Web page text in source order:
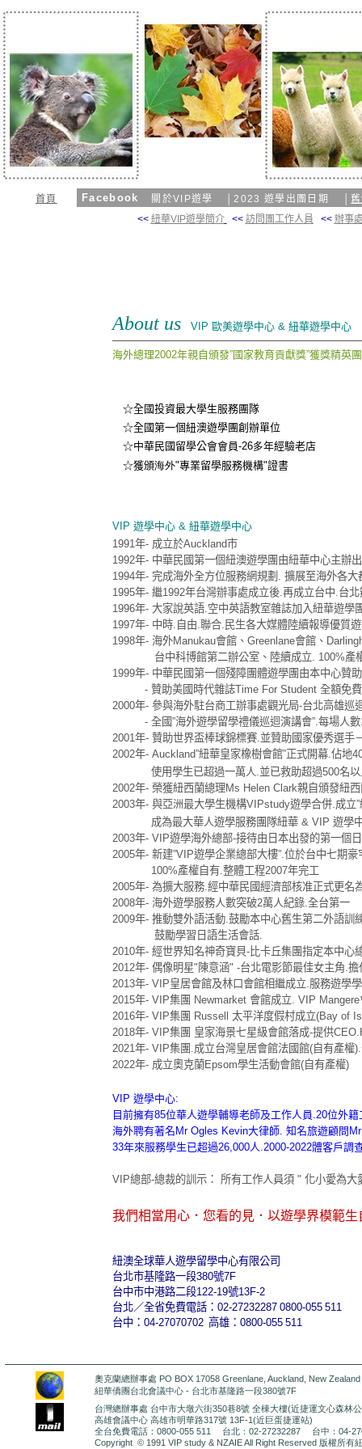
首頁 Facebook 關於VIP遊學 │2023 遊學出團日期
<< 紐華VIP遊學簡介 << 訪問團工作人員 << 辦事
About us VIP 歐美遊學中心 & 紐華遊學中心
海外總理2002年親自頒發”國家教育貢獻獎”獲獎精英
☆全國投資最大學生服務團隊
☆全國第一個紐澳遊學團創辦單位
☆中華民國留學公會會員-26多年經驗老店
☆獲頒海外"專業留學服務機構"證書
VIP 遊學中心 & 紐華遊學中心
1991年- 成立於Auckland市
1992年- 中華民國第一個紐澳遊學團由紐華中心主辦
1994年- 完成海外全方位服務網規劃. 擴展至海外各
1995年- 繼1992年台灣辦事處成立後.再成立台中.台
1996年- 大家說英語.空中英語教室雜誌加入紐華遊學
1997年- 中時.自由.聯合.民生各大媒體陸續報導優質
1998年- 海外Manukau會館、Greenlane會館、
台中科博館第二辦公室、陸續成立. 100%產
1999年- 中華民國第一個殘障團體遊學團由本中心贊
- 贊助美國時代雜誌Time For Student 全
2000年- 參與海外駐台商工辦事處觀光局-台北高雄巡
- 全國”海外遊學留學禮儀巡迴演講會”.每場人數
2001年- 贊助世界盃棒球錦標賽.並贊助國家優秀選手
2002年- Auckland”紐華皇家橡樹會館”正式開幕.佔
使用學生已超過一萬人.並已救助超過500名以
2002年- 榮獲紐西蘭總理Ms Helen Clark親自頒發紐
2003年- 與亞洲最大學生機構VIPstudy遊學合併.成立
成為最大華人遊學服務團隊紐華 & VIP 遊學
2003年- VIP遊學海外總部-接待由日本出發的第一個
2005年- 新建”VIP遊學企業總部大樓”.位於台中七期
100%產權自有.整體工程2007年完工
2005年- 為擴大服務.經中華民國經濟部核准正式更名
2008年- 海外遊學服務人數突破2萬人紀錄.全台第一
2009年- 推動雙外語活動.鼓勵本中心舊生第二外語
鼓勵學習日語生活會話.
2010年- 經世界知名神奇寶貝-比卡丘集團指定本中
2012年- 偶像明星"陳意涵" -台北電影節最佳女主角.
2013年- VIP皇居會館及林口會館相繼成立.服務遊學
2015年- VIP集團 Newmarket 會館成立. VIP
2016年- VIP集團 Russell 太平洋度假村成立(Bay of
2018年- VIP集團 皇家海景七星級會館落成-提供
2021年- VIP集團.成立台灣皇居會館法國館(自有產權
2022年- 成立奧克蘭Epsom學生活動會館(自有產權)
VIP 遊學中心:
目前擁有85位華人遊學輔導老師及工作人員.20位外籍
海外聘有著名Mr Ogles Kevin大律師. 知名旅遊顧問
33年來服務學生已超過26,000人.2000-2022體客戶調
VIP總部-總裁的訓示： 所有工作人員須 " 化小愛為
我們相當用心．您看的見．以遊學界模範
紐澳全球華人遊學留學中心有限公司
台北市基隆路一段380號7F
台中市中港路二段122-19號13F-2
台北／全省免費電話：02-27232287 0800-055 511
台中：04-27070702 高雄：0800-055 511